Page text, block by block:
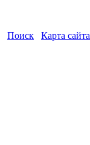
Поиск Карта сайта